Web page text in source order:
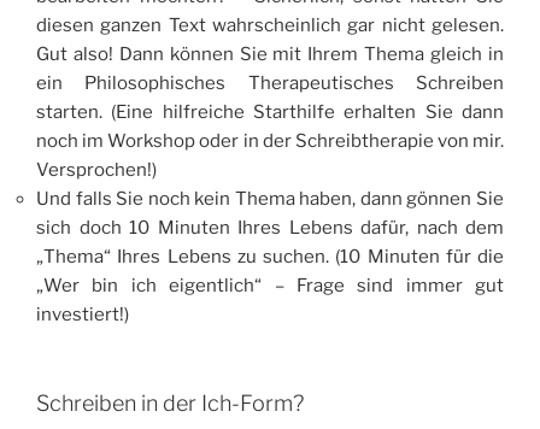
diesen ganzen Text wahrscheinlich gar nicht gelesen.
Gut also! Dann können Sie mit Ihrem Thema gleich in
ein Philosophisches Therapeutisches Schreiben
starten. (Eine hilfreiche Starthilfe erhalten Sie dann
noch im Workshop oder in der Schreibtherapie von mir.
Versprochen!)
Und falls Sie noch kein Thema haben, dann gönnen Sie
sich doch 10 Minuten Ihres Lebens dafür, nach dem
„Thema“ Ihres Lebens zu suchen. (10 Minuten für die
„Wer bin ich eigentlich“ – Frage sind immer gut
investiert!)
Schreiben in der Ich-Form?